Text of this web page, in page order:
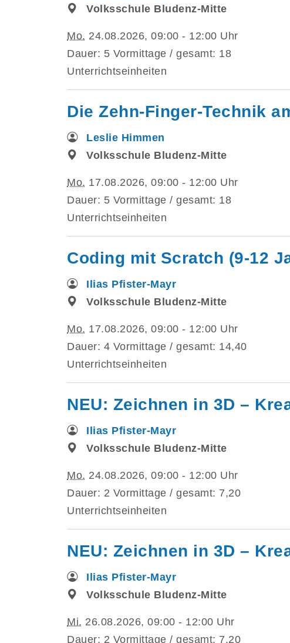
Volksschule Bludenz-Mitte
Mo. 24.08.2026, 09:00 - 12:00 Uhr
Dauer: 5 Vormittage / gesamt: 18
Unterrichtseinheiten
Die Zehn-Finger-Technik
Leslie Himmen
Volksschule Bludenz-Mitte
Mo. 17.08.2026, 09:00 - 12:00 Uhr
Dauer: 5 Vormittage / gesamt: 18
Unterrichtseinheiten
Coding mit Scratch (9-12
Ilias Pfister-Mayr
Volksschule Bludenz-Mitte
Mo. 17.08.2026, 09:00 - 12:00 Uhr
Dauer: 4 Vormittage / gesamt: 14,40
Unterrichtseinheiten
NEU: Zeichnen in 3D –
Ilias Pfister-Mayr
Volksschule Bludenz-Mitte
Mo. 24.08.2026, 09:00 - 12:00 Uhr
Dauer: 2 Vormittage / gesamt: 7,20
Unterrichtseinheiten
NEU: Zeichnen in 3D –
Ilias Pfister-Mayr
Volksschule Bludenz-Mitte
Mi. 26.08.2026, 09:00 - 12:00 Uhr
Dauer: 2 Vormittage / gesamt: 7,20